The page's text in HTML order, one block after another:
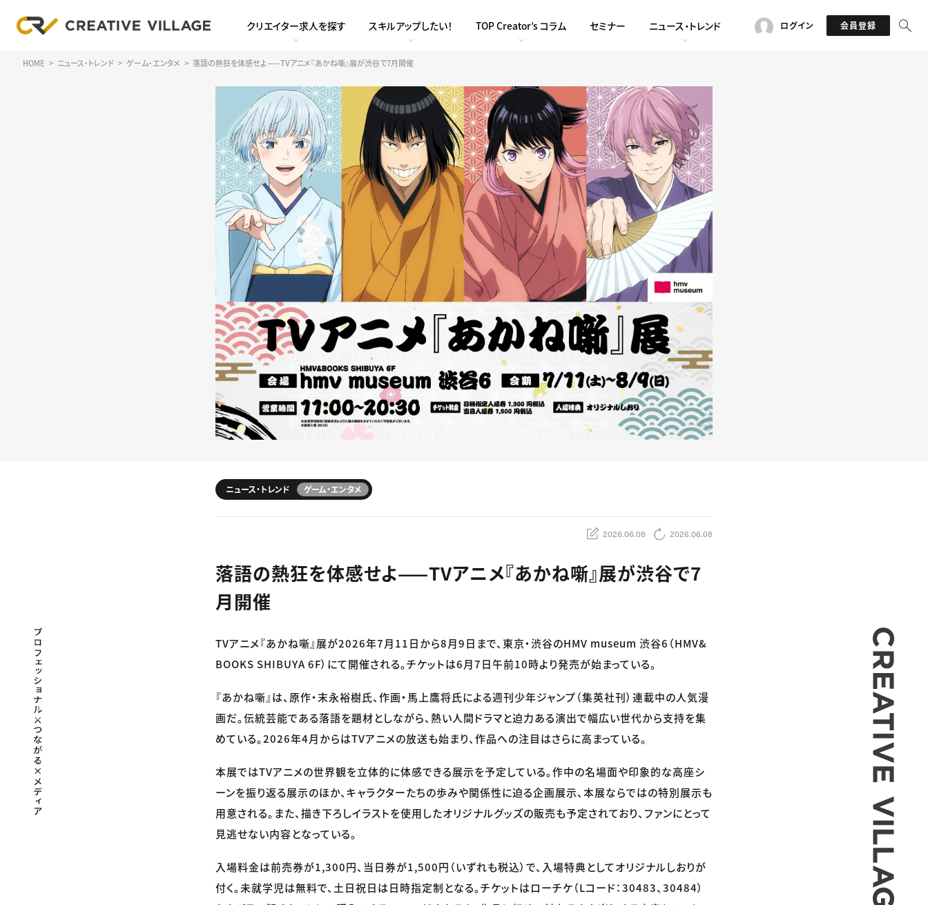
クリエイター求人を探す スキルアップしたい！ TOP Creator’s コラム セミナー ニュース・トレンド ログイン 会員登録
HOME ニュース・トレンド ゲーム・エンタメ 落語の熱狂を体感せよ——TVアニメ『あかね噺』展が渋谷で7月開催
ニュース・トレンド ゲーム・エンタメ
2026.06.08 2026.06.08
落語の熱狂を体感せよ——TVアニメ『あかね噺』展が渋谷で7
月開催
TVアニメ『あかね噺』展が2026年7月11日から8月9日まで、東京・渋谷のHMV museum 渋谷6（HMV&
BOOKS SHIBUYA 6F）にて開催される。チケットは6月7日午前10時より発売が始まっている。
『あかね噺』は、原作・末永裕樹氏、作画・馬上鷹将氏による週刊少年ジャンプ（集英社刊）連載中の人気漫
画だ。伝統芸能である落語を題材としながら、熱い人間ドラマと迫力ある演出で幅広い世代から支持を集
めている。2026年4月からはTVアニメの放送も始まり、作品への注目はさらに高まっている。
本展ではTVアニメの世界観を立体的に体感できる展示を予定している。作中の名場面や印象的な高座シ
ーンを振り返る展示のほか、キャラクターたちの歩みや関係性に迫る企画展示、本展ならではの特別展示も
用意される。また、描き下ろしイラストを使用したオリジナルグッズの販売も予定されており、ファンにとって
見逃せない内容となっている。
入場料金は前売券が1,300円、当日券が1,500円（いずれも税込）で、入場特典としてオリジナルしおりが
付く。未就学児は無料で、土日祝日は日時指定制となる。チケットはローチケ（Lコード：30483、30484）